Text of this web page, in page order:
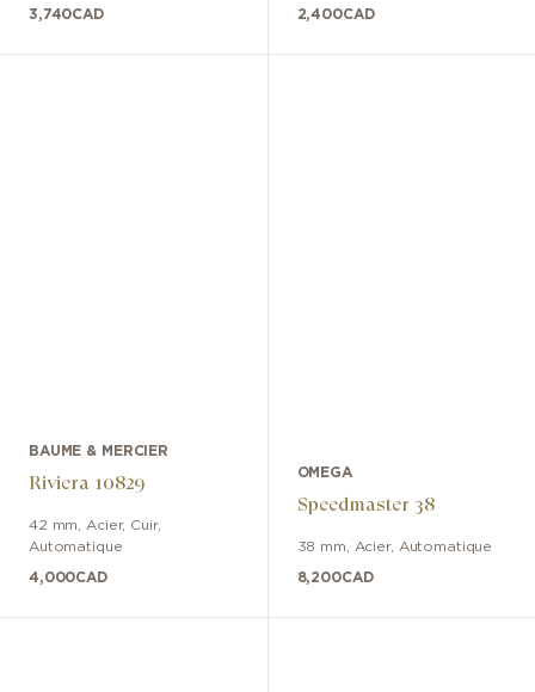
3,740CAD 2,400CAD
BAUME & MERCIER
Riviera 10829
42 mm Acier, Cuir,
Automatique
4,000CAD
OMEGA
Speedmaster 38
38 mm Acier, Automatique
8,200CAD